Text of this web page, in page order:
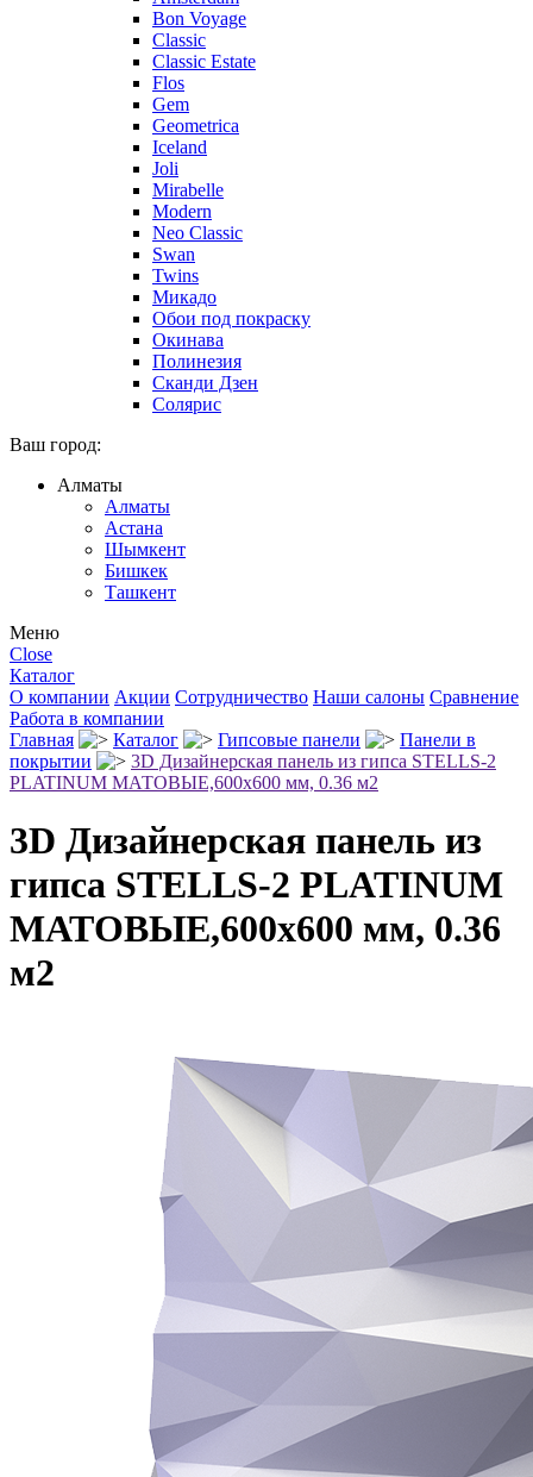
Bon Voyage
Classic
Classic Estate
Flos
Gem
Geometrica
Iceland
Joli
Mirabelle
Modern
Neo Classic
Swan
Twins
Микадо
Обои под покраску
Окинава
Полинезия
Сканди Дзен
Солярис
Ваш город:
Алматы
Алматы
Астана
Шымкент
Бишкек
Ташкент
Меню
Close
Каталог
О компании Акции Сотрудничество Наши салоны Сравнение
Работа в компании
Главная
Каталог Гипсовые панели
Панели в
покрытии
3D Дизайнерская панель из гипса STELLS-2
PLATINUM МАТОВЫЕ,600x600 мм, 0.36 м2
3D Дизайнерская панель из
гипса STELLS-2 PLATINUM
МАТОВЫЕ,600x600 мм, 0.36
м2